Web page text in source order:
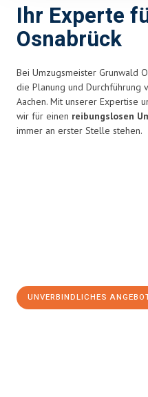
Ihr Experte
Osnabrück
Bei Umzugsmeister Grunwald
die Planung und Durchführung
Aachen. Mit unserer Expertise
wir für einen reibungslosen
immer an erster Stelle stehen.
UNVERBINDLICHES